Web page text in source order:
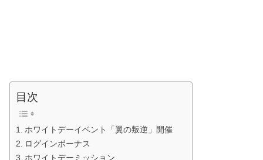
目次
ホワイトデーイベント「翼の叛逆」開催
ログインボーナス
ホワイトデーミッション